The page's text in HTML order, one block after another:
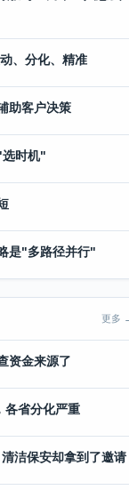
、分化、精准
助客户决策
时机"
是"多路径并行"
更多
资金来源了
各省分化严重
洁保安却拿到了邀请